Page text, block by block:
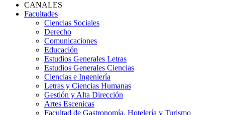
CANALES
Facultades
Ciencias Sociales
Derecho
Comunicaciones
Educación
Estudios Generales Letras
Estudios Generales Ciencias
Ciencias e Ingeniería
Letras y Ciencias Humanas
Gestión y Alta Dirección
Artes Escenicas
Facultad de Gastronomía, Hotelería y Turismo